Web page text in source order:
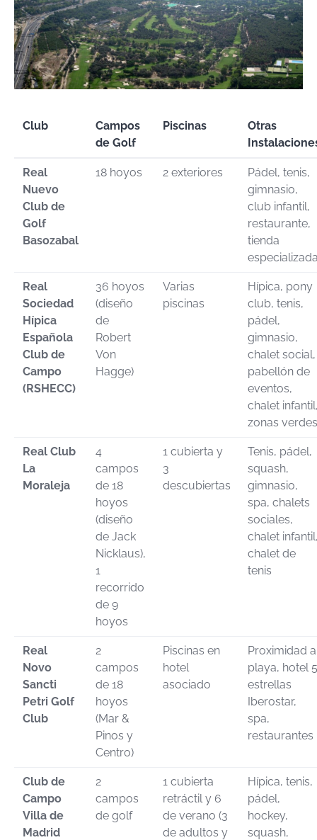
Club
Campos
de Golf
Piscinas
Otras
Real
Nuevo
Club de
Golf
Basozabal
18 hoyos 2 exteriores
Pádel, tenis,
gimnasio,
club infantil,
restaurante,
tienda
Real
Sociedad
Hípica
Española
Club de
Campo
(RSHECC)
36 hoyos
(diseño
de
Robert
Von
Hagge)
Varias
piscinas
Hípica, pony
club, tenis,
pádel,
gimnasio,
chalet social,
pabellón de
eventos,
chalet
zonas verdes
Real Club
La
Moraleja
4
campos
de 18
hoyos
(diseño
de Jack
Nicklaus),
1
recorrido
de 9
hoyos
1 cubierta y
3
descubiertas
Tenis, pádel,
squash,
gimnasio,
spa, chalets
sociales,
chalet
chalet de
tenis
Real
Novo
Sancti
Petri Golf
Club
2
campos
de 18
hoyos
(Mar &
Pinos y
Centro)
Piscinas en
hotel
asociado
Proximidad a
playa, hotel 5
estrellas
Iberostar,
spa,
restaurantes
Club de
Campo
Villa de
Madrid
2
campos
de golf
1 cubierta
retráctil y 6
de verano (3
de adultos y
Hípica, tenis,
pádel,
hockey,
squash,